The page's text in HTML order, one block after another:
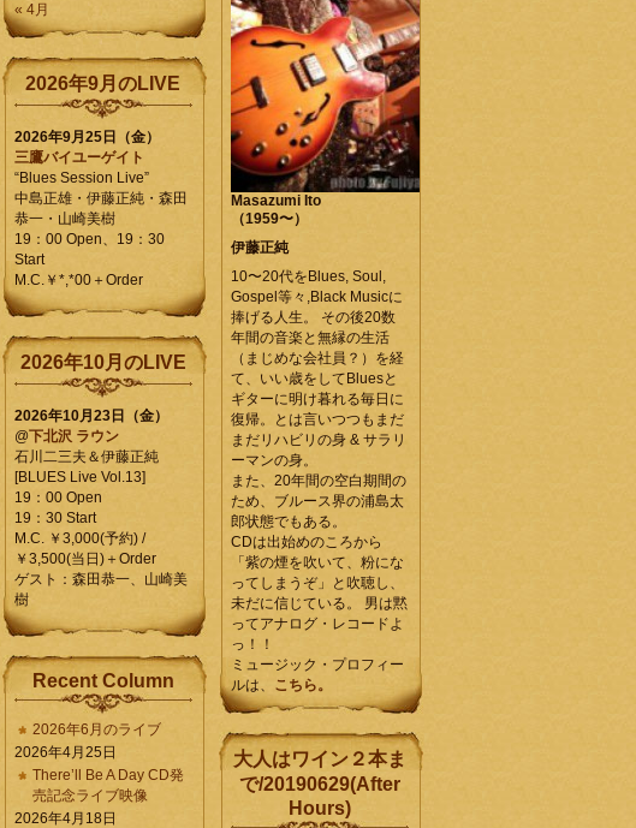
« 4月
2026年9月のLIVE
2026年9月25日（金）
三鷹バイユーゲイト
“Blues Session Live”
中島正雄・伊藤正純・森田
恭一・山崎美樹
19：00 Open、19：30
Start
M.C.￥*,*00＋Order
2026年10月のLIVE
2026年10月23日（金）
@下北沢 ラウン
石川二三夫＆伊藤正純
[BLUES Live Vol.13]
19：00 Open
19：30 Start
M.C. ￥3,000(予約) /
￥3,500(当日)＋Order
ゲスト：森田恭一、山崎美
樹
Recent Column
2026年6月のライブ
2026年4月25日
There’ll Be A Day CD発
売記念ライブ映像
2026年4月18日
Masazumi Ito
（1959〜）
伊藤正純
10〜20代をBlues, Soul,
Gospel等々,Black Musicに
捧げる人生。 その後20数
年間の音楽と無縁の生活
（まじめな会社員？）を経
て、いい歳をしてBluesと
ギターに明け暮れる毎日に
復帰。とは言いつつもまだ
まだリハビリの身 & サラリ
ーマンの身。
また、20年間の空白期間の
ため、ブルース界の浦島太
郎状態でもある。
CDは出始めのころから
「紫の煙を吹いて、粉にな
ってしまうぞ」と吹聴し、
未だに信じている。 男は黙
ってアナログ・レコードよ
っ！！
ミュージック・プロフィー
ルは、 こちら。
大人はワイン２本ま
で/20190629(After
Hours)